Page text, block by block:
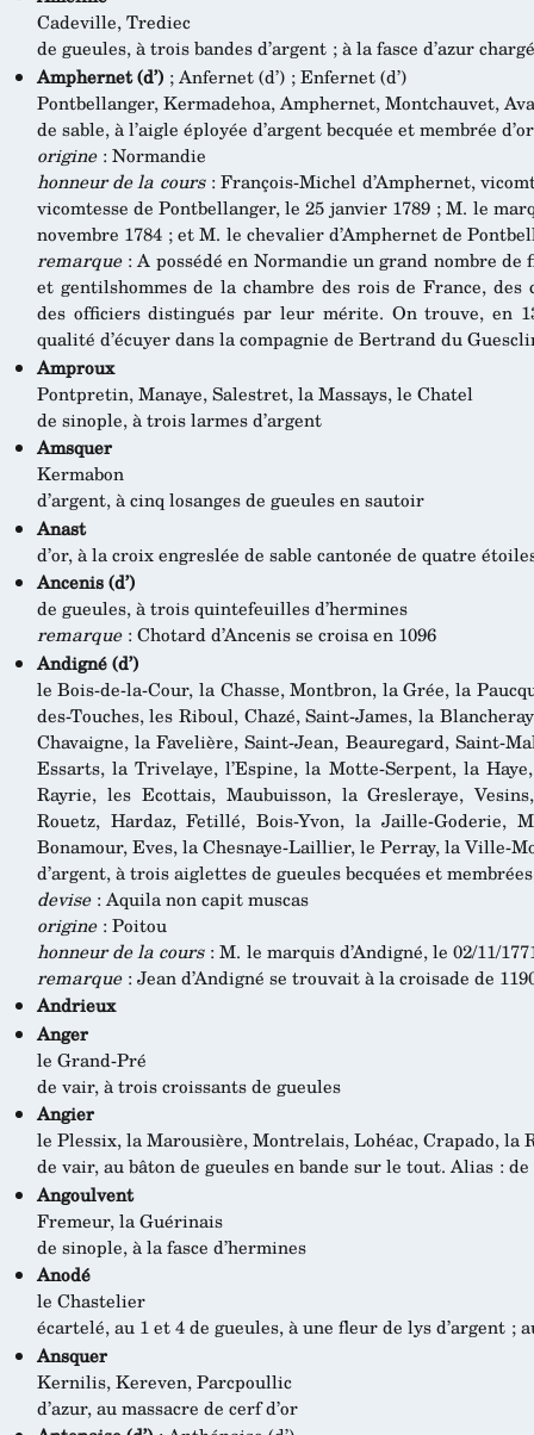
Cadeville, Trediec
de gueules, à trois bandes d’argent ; à la fasce d’azur
Amphernet (d’); Anfernet (d’) ; Enfernet (d’)
Pontbellanger, Kermadehoa, Amphernet, Montchauvet,
de sable, à l’aigle éployée d’argent becquée et membrée d’or
origine: Normandie
honneur de la cours: François-Michel d’Amphernet,
vicomtesse de Pontbellanger, le 25 janvier 1789 ; M. le
novembre 1784 ; et M. le chevalier d’Amphernet de
remarque: A possédé en Normandie un grand nombre
et gentilshommes de la chambre des rois de France,
des officiers distingués par leur mérite. On trouve, en
qualité d’écuyer dans la compagnie de Bertrand du
Amproux
Pontpretin, Manaye, Salestret, la Massays, le Chatel
de sinople, à trois larmes d’argent
Amsquer
Kermabon
d’argent, à cinq losanges de gueules en sautoir
Anast
d’or, à la croix engreslée de sable cantonée de quatre
Ancenis (d’)
de gueules, à trois quintefeuilles d’hermines
remarque: Chotard d’Ancenis se croisa en 1096
Andigné (d’)
le Bois-de-la-Cour, la Chasse, Montbron, la Grée, la
des-Touches, les Riboul, Chazé, Saint-James, la
Chavaigne, la Favelière, Saint-Jean, Beauregard, Saint-
Essarts, la Trivelaye, l’Espine, la Motte-Serpent, la
Rayrie, les Ecottais, Maubuisson, la Gresleraye,
Rouetz, Hardaz, Fetillé, Bois-Yvon, la Jaille-Goderie,
Bonamour, Eves, la Chesnaye-Laillier, le Perray, la Ville-
d’argent, à trois aiglettes de gueules becquées et membrées
devise: Aquila non capit muscas
origine: Poitou
honneur de la cours: M. le marquis d’Andigné, le 02/11/
remarque: Jean d’Andigné se trouvait à la croisade de
Andrieux
Anger
le Grand-Pré
de vair, à trois croissants de gueules
Angier
le Plessix, la Marousière, Montrelais, Lohéac, Crapado, la
de vair, au bâton de gueules en bande sur le tout. Alias :
Angoulvent
Fremeur, la Guérinais
de sinople, à la fasce d’hermines
Anodé
le Chastelier
écartelé, au 1 et 4 de gueules, à une fleur de lys d’argent ;
Ansquer
Kernilis, Kereven, Parcpoullic
d’azur, au massacre de cerf d’or